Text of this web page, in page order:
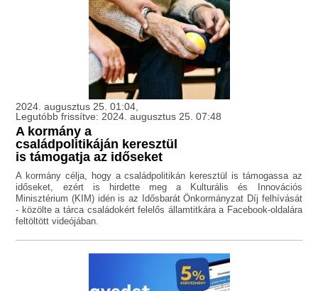
2024. augusztus 25. 01:04,
Legutóbb frissítve: 2024. augusztus 25. 07:48
A kormány a
családpolitikáján keresztül
is támogatja az időseket
A kormány célja, hogy a családpolitikán keresztül is támogassa az
időseket, ezért is hirdette meg a Kulturális és Innovációs
Minisztérium (KIM) idén is az Idősbarát Önkormányzat Díj felhívását
- közölte a tárca családokért felelős államtitkára a Facebook-oldalára
feltöltött videójában.